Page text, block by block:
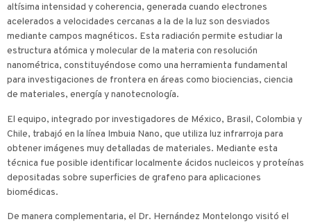
altísima intensidad y coherencia, generada cuando electrones
acelerados a velocidades cercanas a la de la luz son desviados
mediante campos magnéticos. Esta radiación permite estudiar la
estructura atómica y molecular de la materia con resolución
nanométrica, constituyéndose como una herramienta fundamental
para investigaciones de frontera en áreas como biociencias, ciencia
de materiales, energía y nanotecnología.
El equipo, integrado por investigadores de México, Brasil, Colombia y
Chile, trabajó en la línea Imbuia Nano, que utiliza luz infrarroja para
obtener imágenes muy detalladas de materiales. Mediante esta
técnica fue posible identificar localmente ácidos nucleicos y proteínas
depositadas sobre superficies de grafeno para aplicaciones
biomédicas.
De manera complementaria, el Dr. Hernández Montelongo visitó el